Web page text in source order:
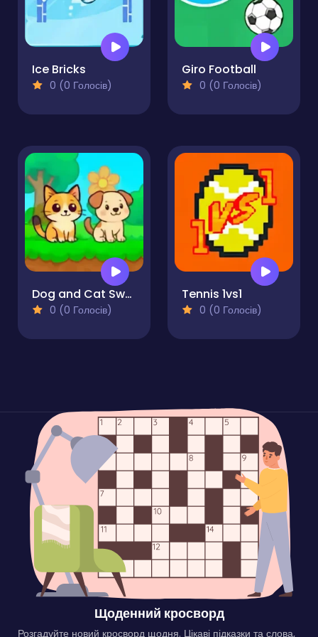
Ice Bricks
0 (0 Голосів)
Giro Football
0 (0 Голосів)
Dog and Cat Sweet
0 (0 Голосів)
Tennis 1vs1
0 (0 Голосів)
Щоденний кросворд
Розгадуйте новий кросворд щодня. Цікаві підказки та слова,